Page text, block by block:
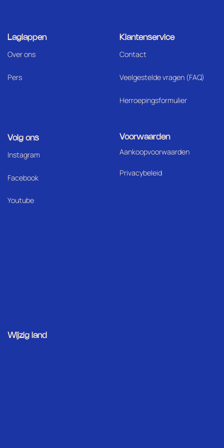
Laglappen
Over ons
Pers
Klantenservice
Contact
Veelgestelde vragen (FAQ)
Herroepingsformulier
Volg ons
Instagram
Facebook
Youtube
Voorwaarden
Aankoopvoorwaarden
Privacybeleid
Wijzig land